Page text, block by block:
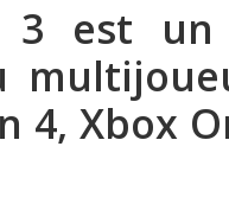
3 est
4, Xbox